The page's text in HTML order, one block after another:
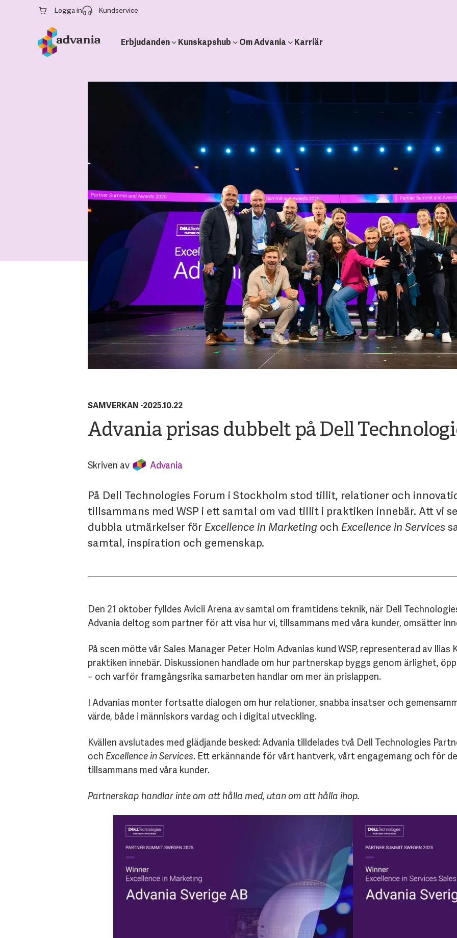
Logga in Kundservice
Erbjudanden Kunskapshub Om Advania Karriär
SAMVERKAN -2025.10.22
Advania prisas dubbelt på Dell
Skriven av Advania
På Dell Technologies Forum i Stockholm stod tillit, relationer och
tillsammans med WSP i ett samtal om vad tillit i praktiken innebär. Att vi
dubbla utmärkelser för Excellence in Marketing och Excellence in Services
samtal, inspiration och gemenskap.
Den 21 oktober fylldes Avicii Arena av samtal om framtidens teknik, när Dell
Advania deltog som partner för att visa hur vi, tillsammans med våra kunder, omsätter
På scen mötte vår Sales Manager Peter Holm Advanias kund WSP, representerad av
praktiken innebär. Diskussionen handlade om hur partnerskap byggs genom ärlighet,
– och varför framgångsrika samarbeten handlar om mer än prislappen.
I Advanias monter fortsatte dialogen om hur relationer, snabba insatser och
värde, både i människors vardag och i digital utveckling.
Kvällen avslutades med glädjande besked: Advania tilldelades två Dell Technologies
och Excellence in Services. Ett erkännande för vårt hantverk, vårt engagemang och för
tillsammans med våra kunder.
Partnerskap handlar inte om att hålla med, utan om att hålla ihop.